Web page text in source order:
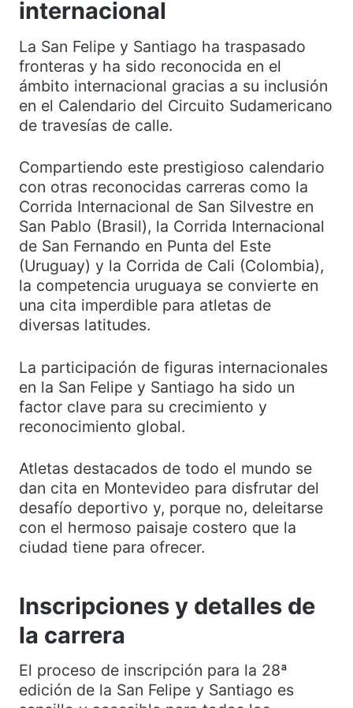
internacional
La San Felipe y Santiago ha traspasado
fronteras y ha sido reconocida en el
ámbito internacional gracias a su inclusión
en el Calendario del Circuito Sudamericano
de travesías de calle.
Compartiendo este prestigioso calendario
con otras reconocidas carreras como la
Corrida Internacional de San Silvestre en
San Pablo (Brasil), la Corrida Internacional
de San Fernando en Punta del Este
(Uruguay) y la Corrida de Cali (Colombia),
la competencia uruguaya se convierte en
una cita imperdible para atletas de
diversas latitudes.
La participación de figuras internacionales
en la San Felipe y Santiago ha sido un
factor clave para su crecimiento y
reconocimiento global.
Atletas destacados de todo el mundo se
dan cita en Montevideo para disfrutar del
desafío deportivo y, porque no, deleitarse
con el hermoso paisaje costero que la
ciudad tiene para ofrecer.
Inscripciones y detalles de
la carrera
El proceso de inscripción para la 28ª
edición de la San Felipe y Santiago es